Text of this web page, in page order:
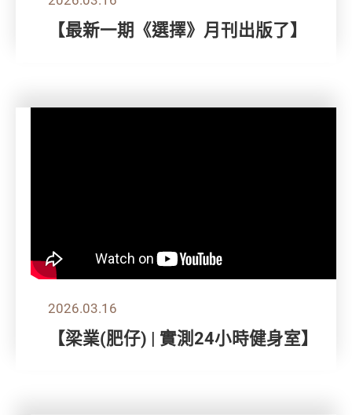
【最新一期《選擇》月刊出版了】
2026.03.16
【梁業(肥仔) | 實測24小時健身室】